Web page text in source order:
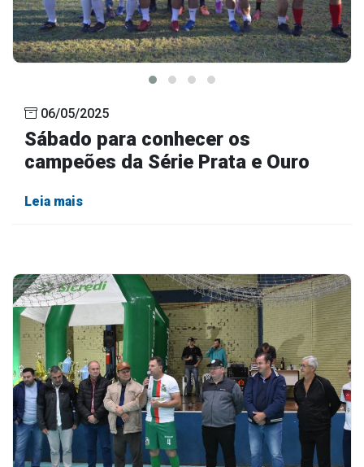
06/05/2025
Sábado para conhecer os
campeões da Série Prata e Ouro
Leia mais